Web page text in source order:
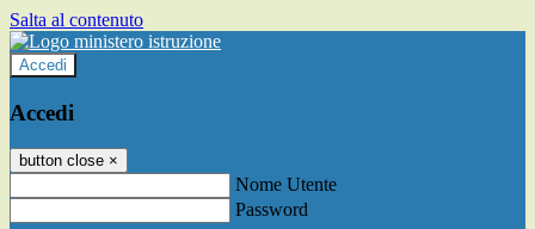
Salta al contenuto
Accedi
Accedi
button close ×
Nome Utente
Password